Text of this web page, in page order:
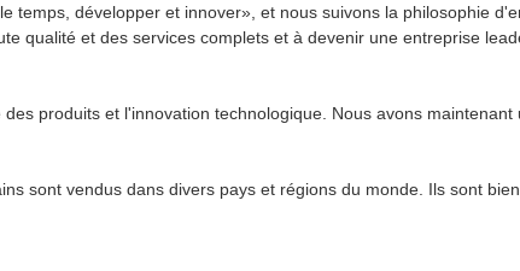
développer et innover», et nous suivons la philosophie
qualité et des services complets et à devenir une entreprise
produits et l'innovation technologique. Nous avons
sont vendus dans divers pays et régions du monde. Ils sont